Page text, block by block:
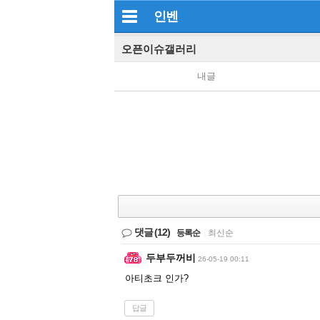
인벤
오픈이슈갤러리
내글
댓글(12) 등록순 최신순
두부두꺼비 26-05-19 00:11
아티초크 인가?
답글